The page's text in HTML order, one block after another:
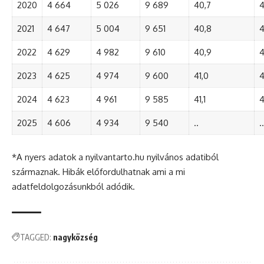
2020 4 664 5 026 9 689 40,7
2021 4 647 5 004 9 651 40,8
2022 4 629 4 982 9 610 40,9
2023 4 625 4 974 9 600 41,0
2024 4 623 4 961 9 585 41,1
2025 4 606 4 934 9 540 .. ..
*A nyers adatok a nyilvantarto.hu nyilvános adatiból
származnak. Hibák előfordulhatnak ami a mi
adatfeldolgozásunkból adódik.
TAGGED: nagyközség